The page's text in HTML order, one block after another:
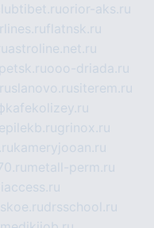
orior-aks.ru
flatnsk.ru
astroline.net.ru
ooo-driada.ru
siterem.ru
kafekolizey.ru
grinox.ru
kameryjooan.ru
metall-perm.ru
drsschool.ru